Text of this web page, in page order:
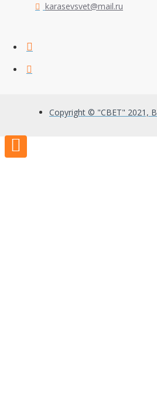
karasevsvet@mail.ru
Copyright © "СВЕТ" 2021,